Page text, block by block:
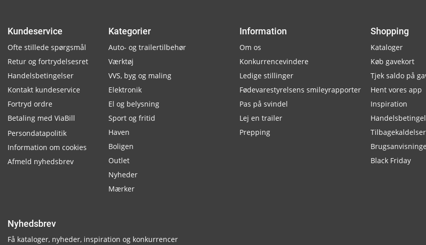
Kundeservice
Ofte stillede spørgsmål
Retur og fortrydelsesret
Handelsbetingelser
Kontakt kundeservice
Fortryd ordre
Betaling med ViaBill
Persondatapolitik
Information om cookies
Afmeld nyhedsbrev
Kategorier
Auto- og trailertilbehør
Værktøj
VVS, byg og maling
Elektronik
El og belysning
Sport og fritid
Haven
Boligen
Outlet
Nyheder
Mærker
Information
Om os
Konkurrencevindere
Ledige stillinger
Fødevarestyrelsens smileyrapporter
Pas på svindel
Lej en trailer
Prepping
Shopping
Kataloger
Køb gavekort
Tjek saldo på
Hent vores app
Inspiration
Tilbagekaldelser
Black Friday
Nyhedsbrev
Få kataloger, nyheder, inspiration og konkurrencer